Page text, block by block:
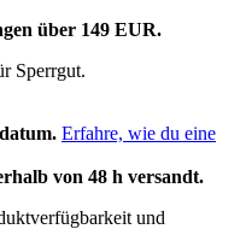
über 149 EUR.
Sperrgut.
Erfahre, wie du eine
von 48 h versandt.
und